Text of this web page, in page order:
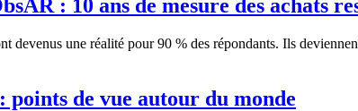
: 10 ans de mesure des achats
devenus une réalité pour 90 % des répondants. Ils
points de vue autour du monde